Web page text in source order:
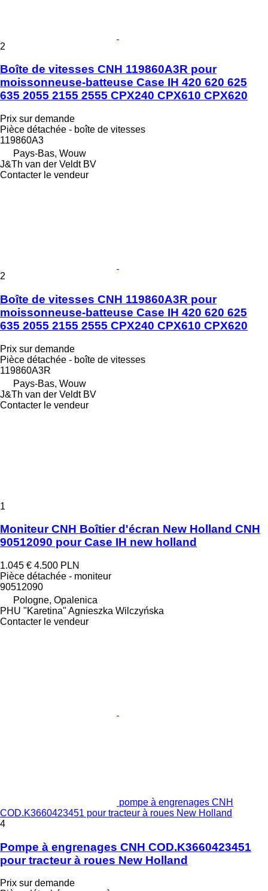
2
Boîte de vitesses CNH 119860A3R pour
moissonneuse-batteuse Case IH 420 620 625
635 2055 2155 2555 CPX240 CPX610 CPX620
Prix sur demande
Pièce détachée - boîte de vitesses
119860A3
Pays-Bas, Wouw
J&Th van der Veldt BV
Contacter le vendeur
2
Boîte de vitesses CNH 119860A3R pour
moissonneuse-batteuse Case IH 420 620 625
635 2055 2155 2555 CPX240 CPX610 CPX620
Prix sur demande
Pièce détachée - boîte de vitesses
119860A3R
Pays-Bas, Wouw
J&Th van der Veldt BV
Contacter le vendeur
1
Moniteur CNH Boîtier d'écran New Holland CNH
90512090 pour Case IH new holland
1.045 € 4.500 PLN
Pièce détachée - moniteur
90512090
Pologne, Opalenica
PHU "Karetina" Agnieszka Wilczyńska
Contacter le vendeur
pompe à engrenages CNH
COD.K3660423451 pour tracteur à roues New Holland
4
Pompe à engrenages CNH COD.K3660423451
pour tracteur à roues New Holland
Prix sur demande